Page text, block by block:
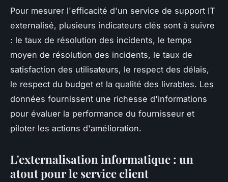
Pour mesurer l'efficacité d'un service de support IT
externalisé, plusieurs indicateurs clés sont à suivre
: le taux de résolution des incidents, le temps
moyen de résolution des incidents, le taux de
satisfaction des utilisateurs, le respect des délais,
le respect du budget et la qualité des livrables. Les
données fournissent une richesse d'informations
pour évaluer la performance du fournisseur et
piloter les actions d'amélioration.
L'externalisation informatique : un
atout pour le service client